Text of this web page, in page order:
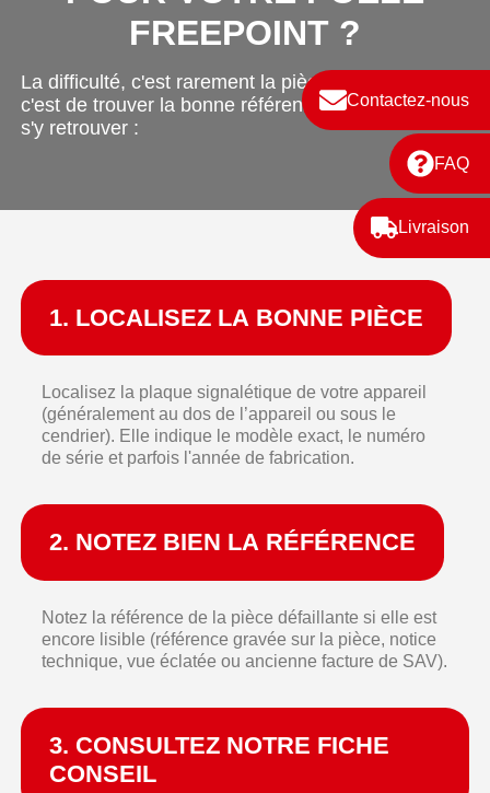
Contactez-nous
FAQ
Livraison
FREEPOINT ?
La difficulté, c'est rarement la pièce elle-même,
c'est de trouver la bonne référence. Voici comment
s'y retrouver :
1. LOCALISEZ LA BONNE PIÈCE
Localisez la plaque signalétique de votre appareil
(généralement au dos de l’appareil ou sous le
cendrier). Elle indique le modèle exact, le numéro
de série et parfois l'année de fabrication.
2. NOTEZ BIEN LA RÉFÉRENCE
Notez la référence de la pièce défaillante si elle est
encore lisible (référence gravée sur la pièce, notice
technique, vue éclatée ou ancienne facture de SAV).
3. CONSULTEZ NOTRE FICHE
CONSEIL